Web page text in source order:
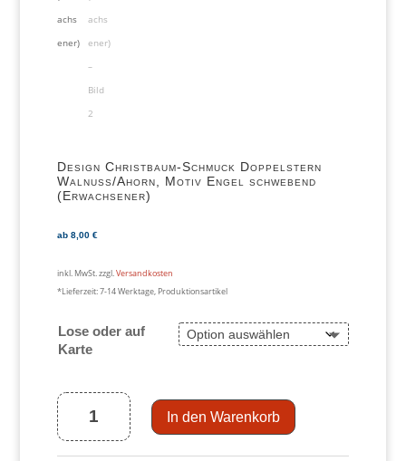
Design Christbaum-Schmuck Doppelstern
Walnuss/Ahorn, Motiv Engel schwebend
(Erwachsener)
ab 8,00 €
inkl. MwSt.zzgl.Versandkosten
*Lieferzeit:7-14 Werktage, Produktionsartikel
Lose oder auf
Karte
Design
Christbaum-
Schmuck
Doppelstern
Walnuss/Ahorn,
Motiv
Engel
schwebend
(Erwachsener)
Menge
In den Warenkorb